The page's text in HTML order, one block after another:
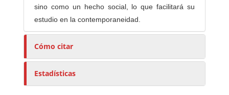
sino como un hecho social, lo que facilitará su
estudio en la contemporaneidad.
Cómo citar
Estadísticas